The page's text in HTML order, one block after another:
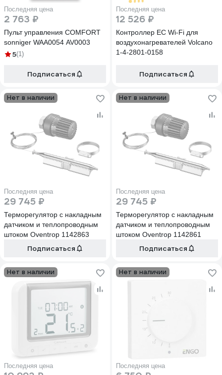
Последняя цена
2 763 ₽
Пульт управления COMFORT
sonniger WAA0054 AV0003
5(1)
Подписаться
Последняя цена
12 526 ₽
Контроллер EC Wi-Fi для
воздухонагревателей Volcano
1-4-2801-0158
Подписаться
Нет в наличии
Последняя цена
29 745 ₽
Терморегулятор с накладным
датчиком и теплопроводным
штоком Oventrop 1142863
Подписаться
Нет в наличии
Последняя цена
29 745 ₽
Терморегулятор с накладным
датчиком и теплопроводным
штоком Oventrop 1142861
Подписаться
Нет в наличии
Последняя цена
Нет в наличии
Последняя цена